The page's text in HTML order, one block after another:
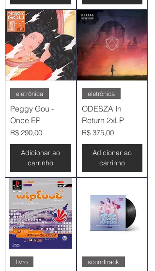
eletrônica
Peggy Gou -
Once EP
Preço
R$ 290,00
Adicionar ao
carrinho
eletrônica
ODESZA In
Return 2xLP
Preço
R$ 375,00
Adicionar ao
carrinho
livro soundtrack